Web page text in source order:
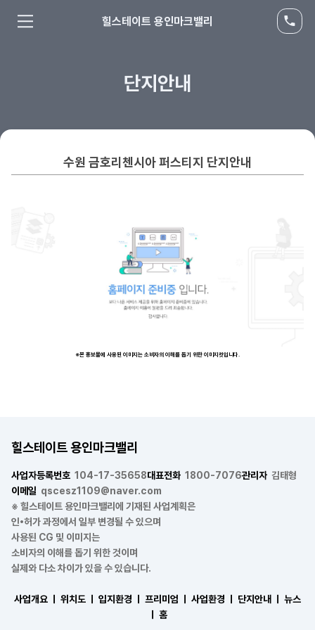
힐스테이트 용인마크밸리
단지안내
수원 금호리첸시아 퍼스티지 단지안내
※본 홍보물에 사용된 이미지는 소비자의 이해를 돕기 위한 이미지컷입니다.
힐스테이트 용인마크밸리
사업자등록번호 104-17-35658대표전화 1800-7076관리자 김태형
이메일 qscesz1109@naver.com
※ 힐스테이트 용인마크밸리에 기재된 사업계획은
인•허가 과정에서 일부 변경될 수 있으며
사용된 CG 및 이미지는
소비자의 이해를 돕기 위한 것이며
실제와 다소 차이가 있을 수 있습니다.
사업개요 ㅣ 위치도 ㅣ 입지환경 ㅣ 프리미엄 ㅣ 사업환경 ㅣ 단지안내 ㅣ
뉴스
홈